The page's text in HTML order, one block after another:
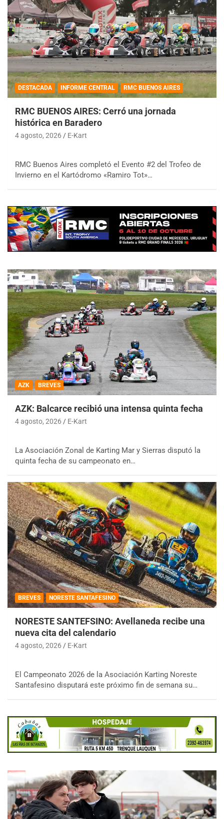
DESTACADA INFORME CENTRAL RMC BUENOS AIRES
RMC BUENOS AIRES: Cerró una jornada
histórica en Baradero
4 agosto, 2026 E-Kart
RMC Buenos Aires completó el Evento #2 del Trofeo de
Invierno en el Kartódromo «Ramiro Tot»…
AZK BREVES
AZK: Balcarce recibió una intensa quinta fecha
4 agosto, 2026 E-Kart
La Asociación Zonal de Karting Mar y Sierras disputó la
quinta fecha de su campeonato en…
BREVES NORESTE SANTAFESINO
NORESTE SANTEFSINO: Avellaneda recibe una
nueva cita del calendario
4 agosto, 2026 E-Kart
El Campeonato 2026 de la Asociación Karting Noreste
Santafesino disputará este próximo fin de semana su…